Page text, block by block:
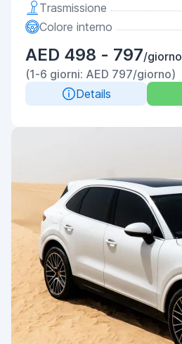
Trasmissione
Colore interno
AED 498 - 797/giorno
(1-6 giorni: AED 797/giorno)
Details